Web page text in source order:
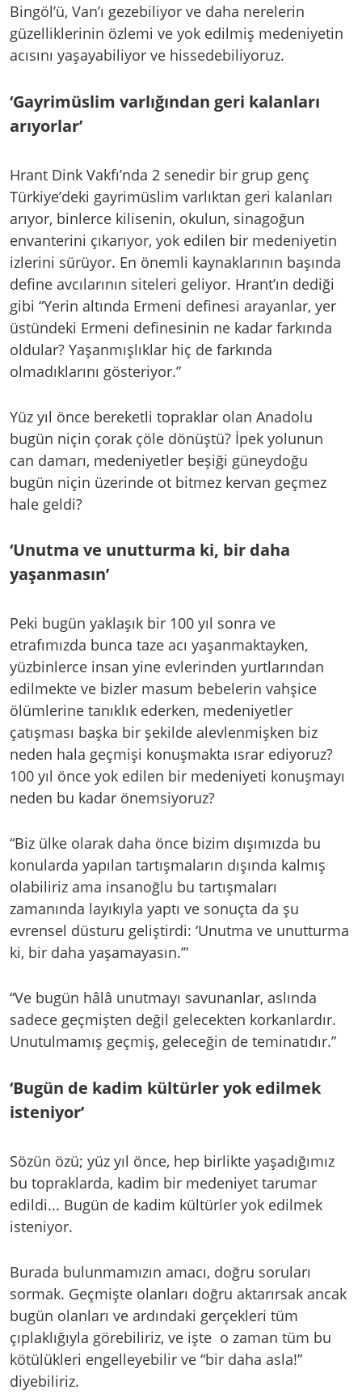
Bingöl’ü, Van’ı gezebiliyor ve daha nerelerin
güzelliklerinin özlemi ve yok edilmiş medeniyetin
acısını yaşayabiliyor ve hissedebiliyoruz.
‘Gayrimüslim varlığından geri kalanları
arıyorlar’
Hrant Dink Vakfı’nda 2 senedir bir grup genç
Türkiye’deki gayrimüslim varlıktan geri kalanları
arıyor, binlerce kilisenin, okulun, sinagoğun
envanterini çıkarıyor, yok edilen bir medeniyetin
izlerini sürüyor. En önemli kaynaklarının başında
define avcılarının siteleri geliyor. Hrant’ın dediği
gibi “Yerin altında Ermeni definesi arayanlar, yer
üstündeki Ermeni definesinin ne kadar farkında
oldular? Yaşanmışlıklar hiç de farkında
olmadıklarını gösteriyor.”
Yüz yıl önce bereketli topraklar olan Anadolu
bugün niçin çorak çöle dönüştü? İpek yolunun
can damarı, medeniyetler beşiği güneydoğu
bugün niçin üzerinde ot bitmez kervan geçmez
hale geldi?
‘Unutma ve unutturma ki, bir daha
yaşanmasın’
Peki bugün yaklaşık bir 100 yıl sonra ve
etrafımızda bunca taze acı yaşanmaktayken,
yüzbinlerce insan yine evlerinden yurtlarından
edilmekte ve bizler masum bebelerin vahşice
ölümlerine tanıklık ederken, medeniyetler
çatışması başka bir şekilde alevlenmişken biz
neden hala geçmişi konuşmakta ısrar ediyoruz?
100 yıl önce yok edilen bir medeniyeti konuşmayı
neden bu kadar önemsiyoruz?
“Biz ülke olarak daha önce bizim dışımızda bu
konularda yapılan tartışmaların dışında kalmış
olabiliriz ama insanoğlu bu tartışmaları
zamanında layıkıyla yaptı ve sonuçta da şu
evrensel düsturu geliştirdi: ‘Unutma ve unutturma
ki, bir daha yaşamayasın.’”
“Ve bugün hâlâ unutmayı savunanlar, aslında
sadece geçmişten değil gelecekten korkanlardır.
Unutulmamış geçmiş, geleceğin de teminatıdır.”
‘Bugün de kadim kültürler yok edilmek
isteniyor’
Sözün özü; yüz yıl önce, hep birlikte yaşadığımız
bu topraklarda, kadim bir medeniyet tarumar
edildi... Bugün de kadim kültürler yok edilmek
isteniyor.
Burada bulunmamızın amacı, doğru soruları
sormak. Geçmişte olanları doğru aktarırsak ancak
bugün olanları ve ardındaki gerçekleri tüm
çıplaklığıyla görebiliriz, ve işte o zaman tüm bu
kötülükleri engelleyebilir ve “bir daha asla!”
diyebiliriz.